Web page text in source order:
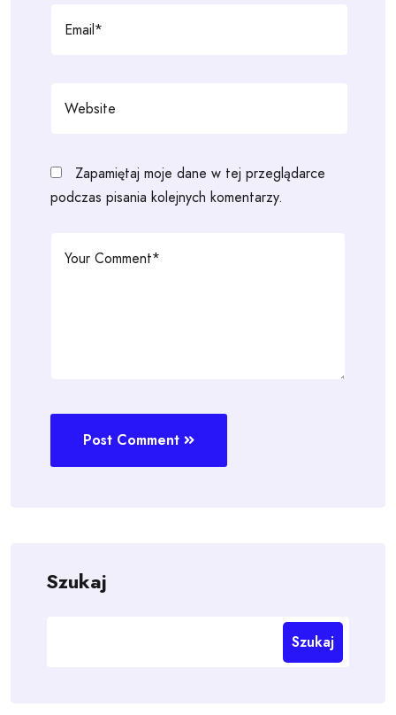
Zapamiętaj moje dane w tej przeglądarce
podczas pisania kolejnych komentarzy.
Post Comment
Szukaj
Szukaj